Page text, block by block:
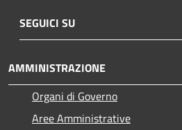
SEGUICI SU
AMMINISTRAZIONE
Organi di Governo
Aree Amministrative